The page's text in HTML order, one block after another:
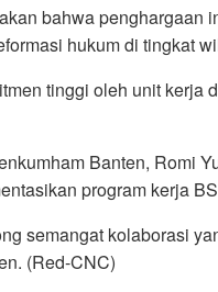
bahwa
hukum di tingkat
tinggi oleh unit
Banten, Romi
program kerja
semangat kolaborasi
(Red-CNC)